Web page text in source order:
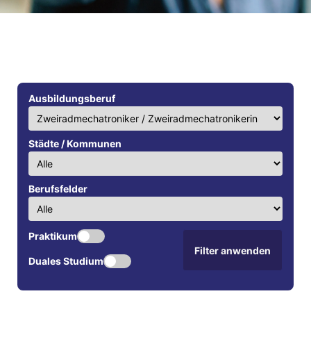
Ausbildungsberuf
Städte / Kommunen
Berufsfelder
Praktikum
Duales Studium
Filter anwenden